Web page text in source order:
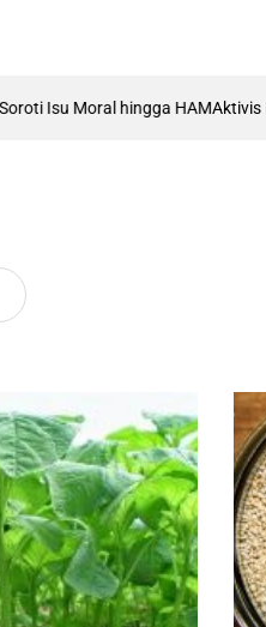
Isu Moral hingga HAM Aktivis